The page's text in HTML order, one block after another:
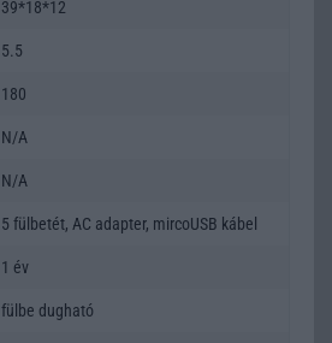
39*18*12
5.5
180
N/A
N/A
5 fülbetét, AC adapter, mircoUSB kábel
1 év
fülbe dugható